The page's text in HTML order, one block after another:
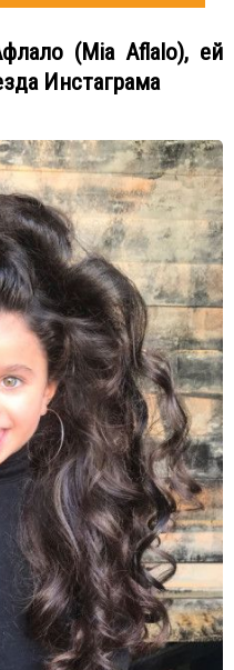
(Mia Aflalo), ей
Инстаграма